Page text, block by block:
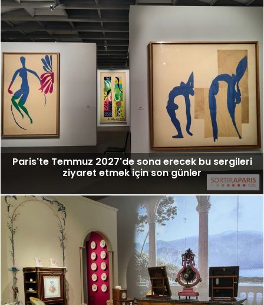
Paris'te Temmuz 2027'de sona erecek bu sergileri
ziyaret etmek için son günler